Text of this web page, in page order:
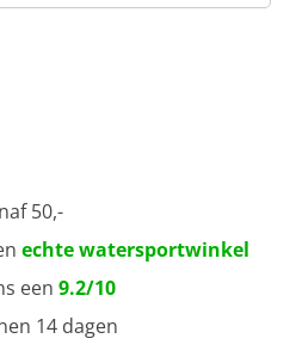
50,-
echte watersportwinkel
een 9.2/10
14 dagen